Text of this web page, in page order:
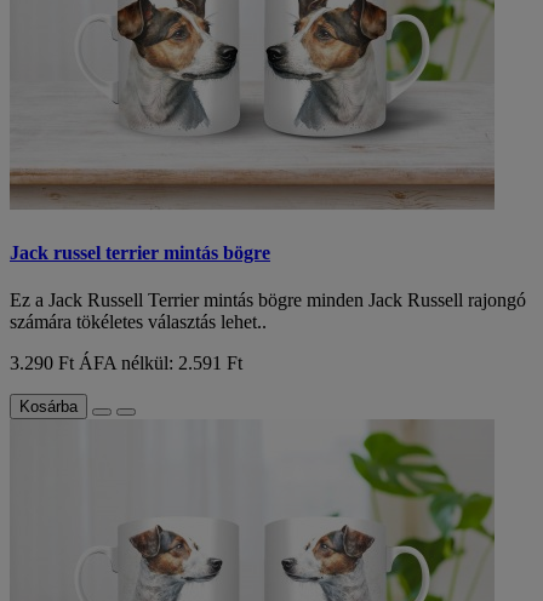
Jack russel terrier mintás bögre
Ez a Jack Russell Terrier mintás bögre minden Jack Russell rajongó
számára tökéletes választás lehet..
3.290 Ft ÁFA nélkül: 2.591 Ft
Kosárba